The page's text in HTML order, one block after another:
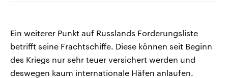
Ein weiterer Punkt auf Russlands Forderungsliste
betrifft seine Frachtschiffe. Diese können seit Beginn
des Kriegs nur sehr teuer versichert werden und
deswegen kaum internationale Häfen anlaufen.